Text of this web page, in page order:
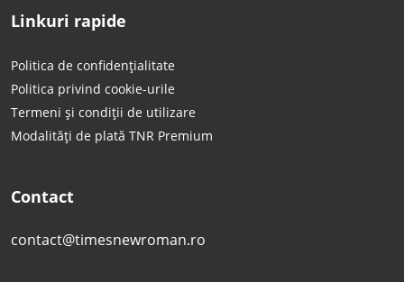
Linkuri rapide
Politica de confidențialitate
Politica privind cookie-urile
Termeni și condiții de utilizare
Modalități de plată TNR Premium
Contact
contact@timesnewroman.ro